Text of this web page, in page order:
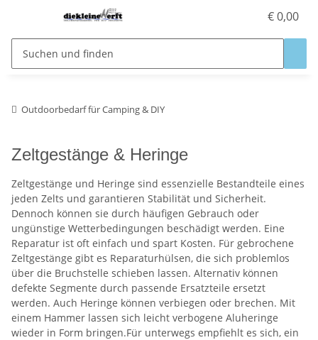
€ 0,00
Outdoorbedarf für Camping & DIY
Zeltgestänge & Heringe
Zeltgestänge und Heringe sind essenzielle Bestandteile eines
jeden Zelts und garantieren Stabilität und Sicherheit.
Dennoch können sie durch häufigen Gebrauch oder
ungünstige Wetterbedingungen beschädigt werden. Eine
Reparatur ist oft einfach und spart Kosten. Für gebrochene
Zeltgestänge gibt es Reparaturhülsen, die sich problemlos
über die Bruchstelle schieben lassen. Alternativ können
defekte Segmente durch passende Ersatzteile ersetzt
werden. Auch Heringe können verbiegen oder brechen. Mit
einem Hammer lassen sich leicht verbogene Aluheringe
wieder in Form bringen.Für unterwegs empfiehlt es sich, ein